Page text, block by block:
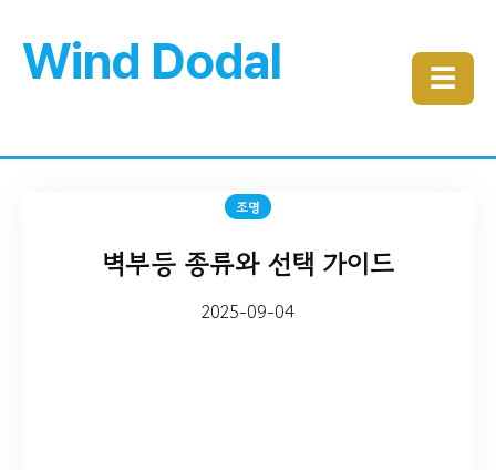
Wind Dodal ☰
조명
벽부등 종류와 선택 가이드
2025-09-04